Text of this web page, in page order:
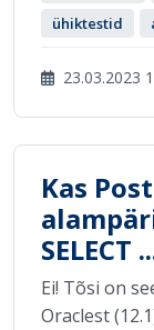
ühiktestid
23.03.2023
Kas
SELECT
Ei! Tõsi on
Oraclest